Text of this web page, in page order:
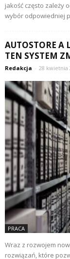
jakość często zależy
wybór odpowiedniej
AUTOSTORE A
TEN SYSTEM
Redakcja - 28 kwietnia
PRACA
Wraz z rozwojem
rozwiązań, które